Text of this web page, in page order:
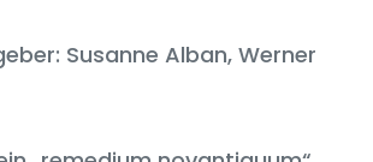
Susanne Alban, Werner